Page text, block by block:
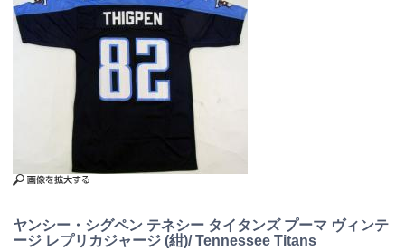
ヤンシー・シグペン テネシー タイタンズ プーマ ヴィンテ
ージ レプリカジャージ (紺)/ Tennessee Titans